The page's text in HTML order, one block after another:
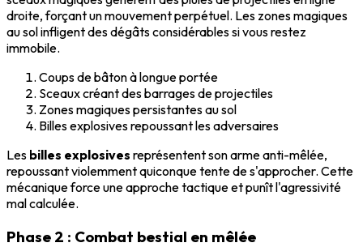
droite, forçant un mouvement perpétuel. Les zones magiques
au sol infligent des dégâts considérables si vous restez
immobile.
Coups de bâton à longue portée
Sceaux créant des barrages de projectiles
Zones magiques persistantes au sol
Billes explosives repoussant les adversaires
Les billes explosives représentent son arme anti-mêlée,
repoussant violemment quiconque tente de s'approcher. Cette
mécanique force une approche tactique et punît l'agressivité
mal calculée.
Phase 2 : Combat bestial en mêlée